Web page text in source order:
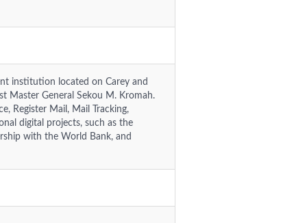
institution located on Carey and
Master General Sekou M. Kromah.
Register Mail, Mail Tracking,
digital projects, such as the
with the World Bank, and